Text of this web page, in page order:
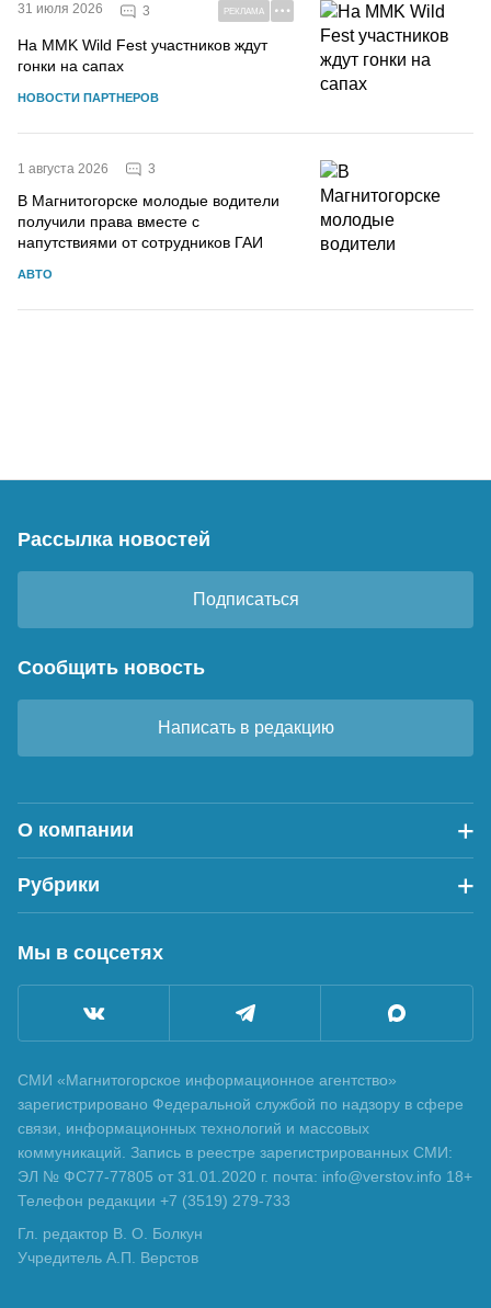
31 июля 2026 3 РЕКЛАМА
На MMK Wild Fest участников ждут
гонки на сапах
НОВОСТИ ПАРТНЕРОВ
1 августа 2026 3
В Магнитогорске молодые водители
получили права вместе с
напутствиями от сотрудников ГАИ
АВТО
Рассылка новостей
Подписаться
Сообщить новость
Написать в редакцию
О компании
Рубрики
Мы в соцсетях
СМИ «Магнитогорское информационное агентство»
зарегистрировано Федеральной службой по надзору в сфере
связи, информационных технологий и массовых
коммуникаций. Запись в реестре зарегистрированных СМИ:
ЭЛ № ФС77-77805 от 31.01.2020 г. почта: info@verstov.info 18+
Телефон редакции +7 (3519) 279-733
Гл. редактор В. О. Болкун
Учредитель А.П. Верстов